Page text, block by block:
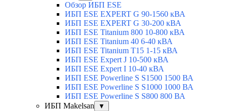
Обзор ИБП ESE
ИБП ESE EXPERT G 90-1560 кВА
ИБП ESE EXPERT G 30-200 кВА
ИБП ESE Titanium 800 10-800 кВА
ИБП ESE Titanium 40 6-40 кВА
ИБП ESE Titanium T15 1-15 кВА
ИБП ESE Expert J 10-500 кВА
ИБП ESE Expert I 10-40 кВА
ИБП ESE Powerline S S1500 1500 ВА
ИБП ESE Powerline S S1000 1000 ВА
ИБП ESE Powerline S S800 800 ВА
ИБП Makelsan
▼